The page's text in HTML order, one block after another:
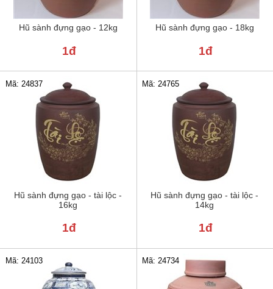
Hũ sành đựng gạo - 12kg
1đ
Hũ sành đựng gạo - 18kg
1đ
Hũ sành đựng gạo - tài lộc -
16kg
Mã: 24837
1đ
Hũ sành đựng gạo - tài lộc -
14kg
Mã: 24765
1đ
Mã: 24103 Mã: 24734